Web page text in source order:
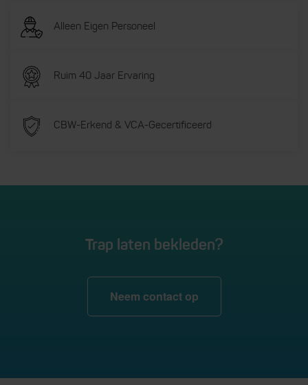
Alleen Eigen Personeel
Ruim 40 Jaar Ervaring
CBW-Erkend & VCA-Gecertificeerd
Trap laten bekleden?
Neem contact op